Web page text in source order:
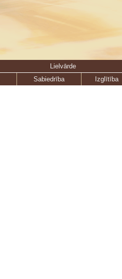
Lielvārde
Sabiedrība
Izglītība